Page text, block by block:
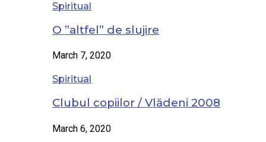
Spiritual
O ”altfel” de slujire
March 7, 2020
Spiritual
Clubul copiilor / Vlădeni 2008
March 6, 2020